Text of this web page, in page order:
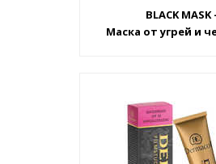
BLACK MASK -
Маска от угрей и